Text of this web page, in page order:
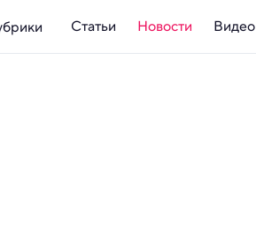
Статьи Новости Видео